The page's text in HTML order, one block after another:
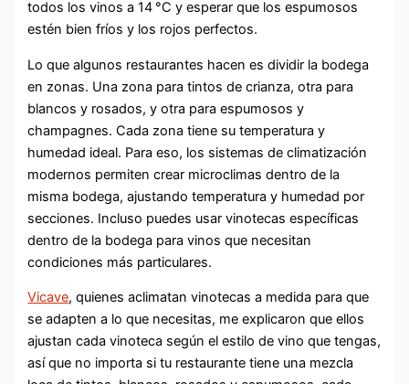
todos los vinos a 14 °C y esperar que los espumosos
estén bien fríos y los rojos perfectos.
Lo que algunos restaurantes hacen es dividir la bodega
en zonas. Una zona para tintos de crianza, otra para
blancos y rosados, y otra para espumosos y
champagnes. Cada zona tiene su temperatura y
humedad ideal. Para eso, los sistemas de climatización
modernos permiten crear microclimas dentro de la
misma bodega, ajustando temperatura y humedad por
secciones. Incluso puedes usar vinotecas específicas
dentro de la bodega para vinos que necesitan
condiciones más particulares.
Vicave, quienes aclimatan vinotecas a medida para que
se adapten a lo que necesitas, me explicaron que ellos
ajustan cada vinoteca según el estilo de vino que tengas,
así que no importa si tu restaurante tiene una mezcla